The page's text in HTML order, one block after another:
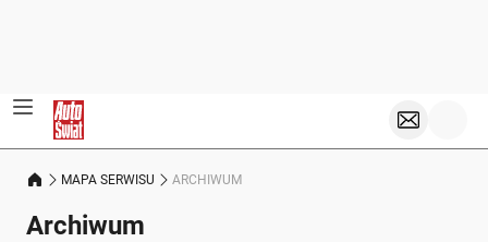
MAPA SERWISU ARCHIWUM
Archiwum